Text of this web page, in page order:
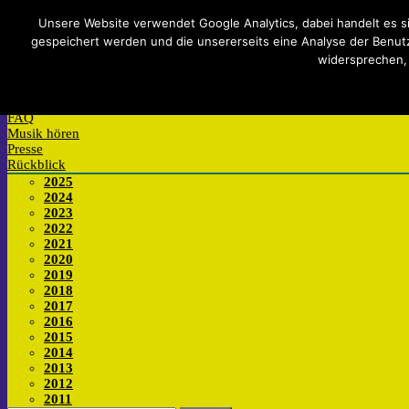
Impressum Datenschutzerklärung Teilnahmebedingungen
FAQ
Musik hören
Presse
Rückblick
2025
2024
2023
2022
2021
2020
2019
2018
2017
2016
2015
2014
2013
2012
2011
Unsere Website verwendet Google Analytics, dabei handelt es
gespeichert werden und die unsererseits eine Analyse der